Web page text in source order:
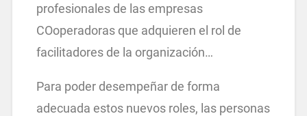
profesionales de las empresas
COoperadoras que adquieren el rol de
facilitadores de la organización…
Para poder desempeñar de forma
adecuada estos nuevos roles, las personas